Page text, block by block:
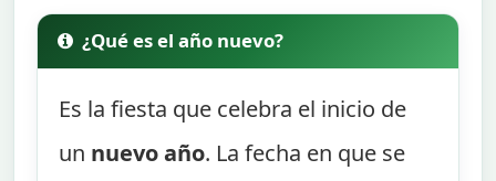
¿Qué es el año nuevo?
Es la fiesta que celebra el inicio de
un nuevo año. La fecha en que se